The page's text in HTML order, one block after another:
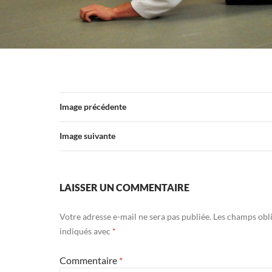
Image précédente
Image suivante
LAISSER UN COMMENTAIRE
Votre adresse e-mail ne sera pas publiée. Les champs
indiqués avec *
Commentaire *